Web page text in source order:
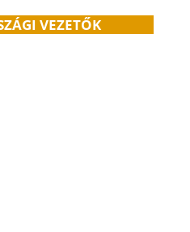
VEZETŐK